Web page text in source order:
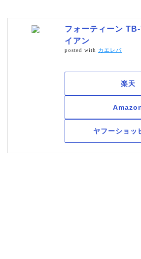
フォーティーン
イアン
posted with カエレバ